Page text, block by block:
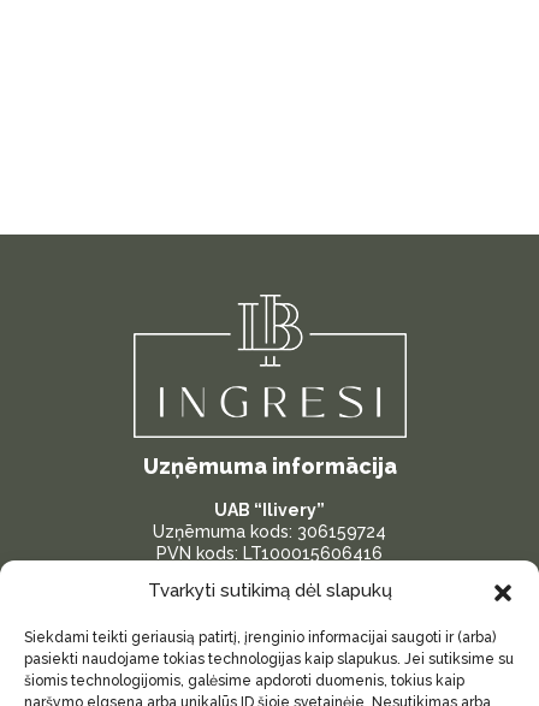
Tvarkyti sutikimą dėl slapukų
Siekdami teikti geriausią patirtį, įrenginio informacijai saugoti ir (arba)
pasiekti naudojame tokias technologijas kaip slapukus. Jei sutiksime su
šiomis technologijomis, galėsime apdoroti duomenis, tokius kaip
naršymo elgsena arba unikalūs ID šioje svetainėje. Nesutikimas arba
Uzņēmuma informācija
UAB “Ilivery”
Uzņēmuma kods: 306159724
PVN kods: LT100015606416
Adrese: Žardininku iela 23, Klaipėda, Lietuva
Svarīgas saites
Par mums